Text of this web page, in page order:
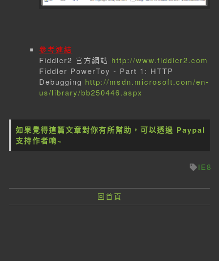
參考連結
Fiddler2 官方網站 http://www.fiddler2.com
Fiddler PowerToy - Part 1: HTTP
Debugging http://msdn.microsoft.com/en-
us/library/bb250446.aspx
如果覺得這篇文章對你有所幫助，可以透過 Paypal
支持作者唷~
IE8
回首頁